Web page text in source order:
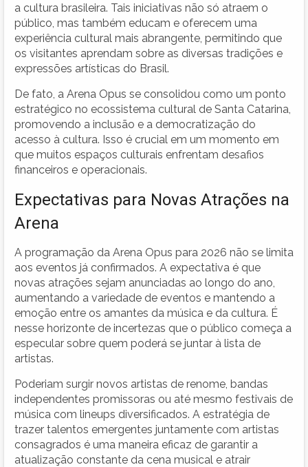
a cultura brasileira. Tais iniciativas não só atraem o
público, mas também educam e oferecem uma
experiência cultural mais abrangente, permitindo que
os visitantes aprendam sobre as diversas tradições e
expressões artísticas do Brasil.
De fato, a Arena Opus se consolidou como um ponto
estratégico no ecossistema cultural de Santa Catarina,
promovendo a inclusão e a democratização do
acesso à cultura. Isso é crucial em um momento em
que muitos espaços culturais enfrentam desafios
financeiros e operacionais.
Expectativas para Novas Atrações na
Arena
A programação da Arena Opus para 2026 não se limita
aos eventos já confirmados. A expectativa é que
novas atrações sejam anunciadas ao longo do ano,
aumentando a variedade de eventos e mantendo a
emoção entre os amantes da música e da cultura. É
nesse horizonte de incertezas que o público começa a
especular sobre quem poderá se juntar à lista de
artistas.
Poderiam surgir novos artistas de renome, bandas
independentes promissoras ou até mesmo festivais de
música com lineups diversificados. A estratégia de
trazer talentos emergentes juntamente com artistas
consagrados é uma maneira eficaz de garantir a
atualização constante da cena musical e atrair